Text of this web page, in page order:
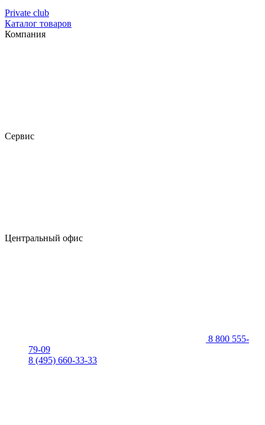
Private club
Каталог товаров
Компания
Сервис
Центральный офис
8 800 555-
79-09
8 (495) 660-33-33